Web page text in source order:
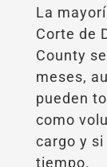
La
Corte de
County
meses,
pueden
como
cargo y
tiempo.